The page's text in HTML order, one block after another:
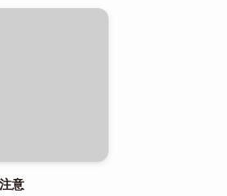
意